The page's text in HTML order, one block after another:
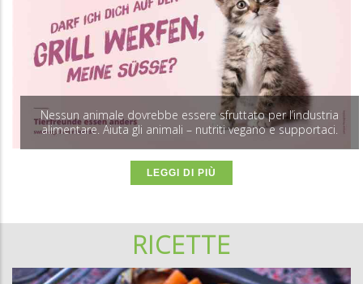
Nessun animale dovrebbe essere sfruttato per l’industria
alimentare. Aiuta gli animali – nutriti vegano e supportaci.
LEGGI DI PIÙ
RICETTE